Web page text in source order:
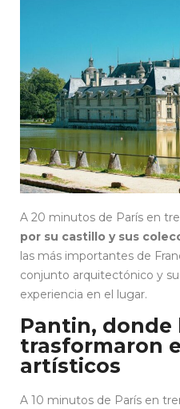
A 20 minutos de París en
por su castillo y sus
las más importantes de
conjunto arquitectónico y
experiencia en el lugar.
Pantin, donde
trasformaron
artísticos
A 10 minutos de París en